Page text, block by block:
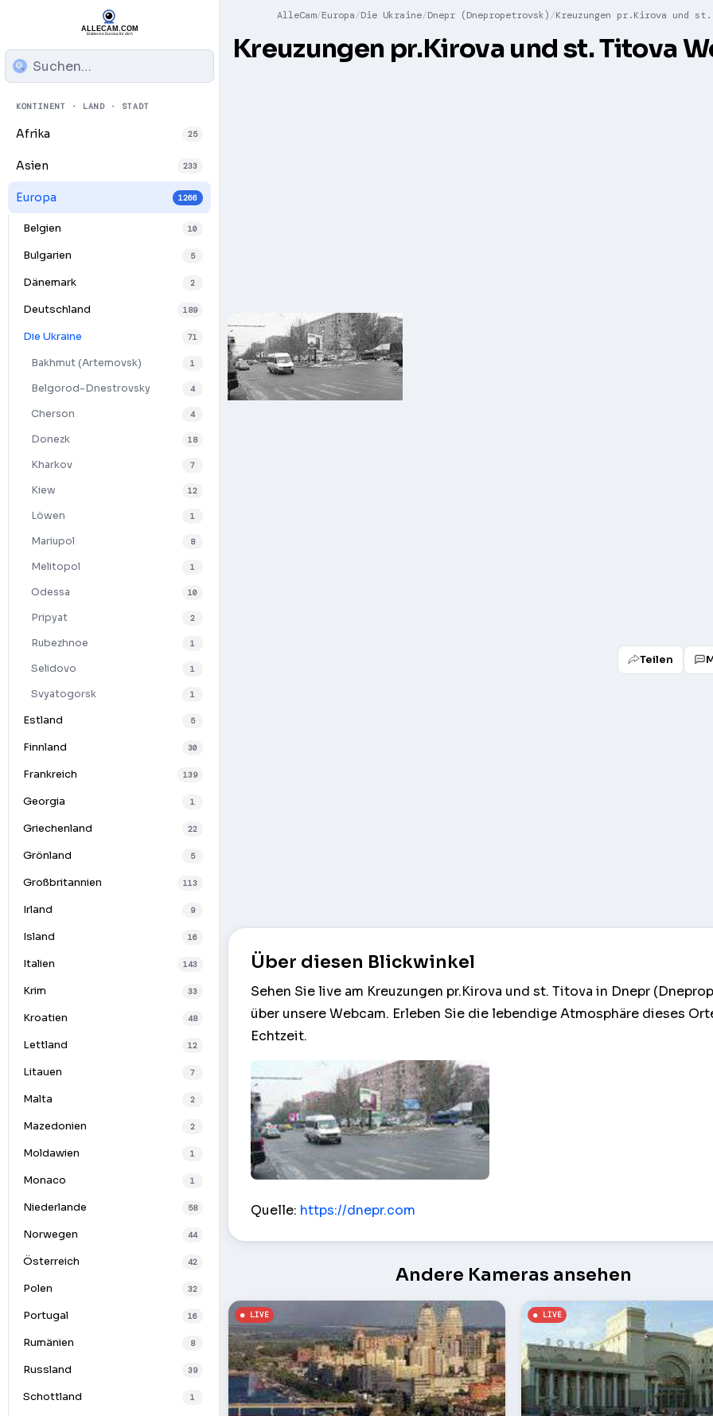
KONTINENT · LAND · STADT
Afrika 25
Asien 233
Europa 1266
Belgien 10
Bulgarien 5
Dänemark 2
Deutschland 189
Die Ukraine 71
Bakhmut (Artemovsk) 1
Belgorod-Dnestrovsky 4
Cherson 4
Donezk 18
Kharkov 7
Kiew 12
Löwen 1
Mariupol 8
Melitopol 1
Odessa 10
Pripyat 2
Rubezhnoe 1
Selidovo 1
Svyatogorsk 1
Estland 5
Finnland 30
Frankreich 139
Georgia 1
Griechenland 22
Grönland 5
Großbritannien 113
Irland 9
Island 16
Italien 143
Krim 33
Kroatien 48
Lettland 12
Litauen 7
Malta 2
Mazedonien 2
Moldawien 1
Monaco 1
Niederlande 58
Norwegen 44
Österreich 42
Polen 32
Portugal 16
Rumänien 8
Russland 39
Schottland 1
AlleCam Europa Die Ukraine Dnepr (Dnepropetrovsk) Kreuzungen pr.Kirova und
Kreuzungen pr.Kirova und st. Titova
Teilen
Über diesen Blickwinkel
Sehen Sie live am Kreuzungen pr.Kirova und st. Titova in Dnepr
über unsere Webcam. Erleben Sie die lebendige Atmosphäre dieses
Echtzeit.
Quelle: https://dnepr.com
Andere Kameras ansehen